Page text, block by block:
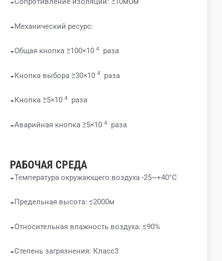
◒Механический ресурс:
◒Общая кнопка ≥100×10 4 раза
◒Кнопка выбора ≥30×10 4 раза
◒Кнопка ≥5×10 4 раза
◒Аварийная кнопка ≥5×10 4 раза
РАБОЧАЯ СРЕДА
◒Температура окружающего воздуха -25~+40°C
◒Предельная высота: ≤2000м
◒Относительная влажность воздуха: ≤90%
◒Степень загрязнения: Класс3